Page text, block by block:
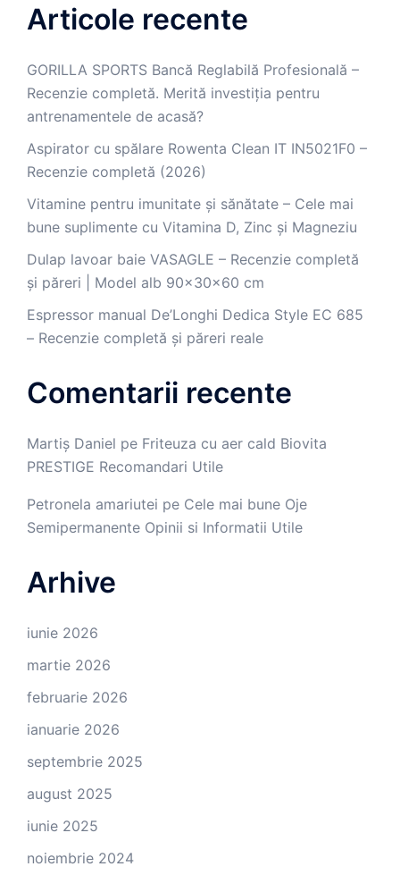
Articole recente
GORILLA SPORTS Bancă Reglabilă Profesională –
Recenzie completă. Merită investiția pentru
antrenamentele de acasă?
Aspirator cu spălare Rowenta Clean IT IN5021F0 –
Recenzie completă (2026)
Vitamine pentru imunitate și sănătate – Cele mai
bune suplimente cu Vitamina D, Zinc și Magneziu
Dulap lavoar baie VASAGLE – Recenzie completă
și păreri | Model alb 90x30x60 cm
Espressor manual De’Longhi Dedica Style EC 685
– Recenzie completă și păreri reale
Comentarii recente
Martiș Daniel pe Friteuza cu aer cald Biovita
PRESTIGE Recomandari Utile
Petronela amariutei pe Cele mai bune Oje
Semipermanente Opinii si Informatii Utile
Arhive
iunie 2026
martie 2026
februarie 2026
ianuarie 2026
septembrie 2025
august 2025
iunie 2025
noiembrie 2024